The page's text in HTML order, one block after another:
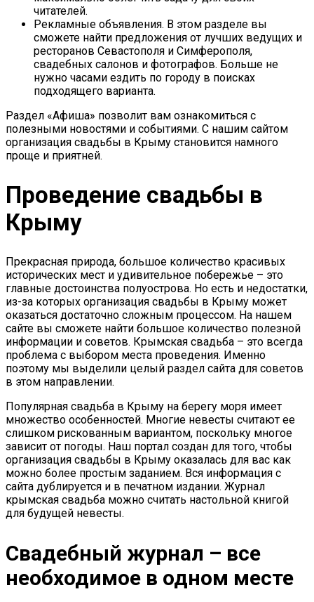
читателей.
Рекламные объявления. В этом разделе вы
сможете найти предложения от лучших ведущих и
ресторанов Севастополя и Симферополя,
свадебных салонов и фотографов. Больше не
нужно часами ездить по городу в поисках
подходящего варианта.
Раздел «Афиша» позволит вам ознакомиться с
полезными новостями и событиями. С нашим сайтом
организация свадьбы в Крыму становится намного
проще и приятней.
Проведение свадьбы в
Крыму
Прекрасная природа, большое количество красивых
исторических мест и удивительное побережье – это
главные достоинства полуострова. Но есть и недостатки,
из-за которых организация свадьбы в Крыму может
оказаться достаточно сложным процессом. На нашем
сайте вы сможете найти большое количество полезной
информации и советов. Крымская свадьба – это всегда
проблема с выбором места проведения. Именно
поэтому мы выделили целый раздел сайта для советов
в этом направлении.
Популярная свадьба в Крыму на берегу моря имеет
множество особенностей. Многие невесты считают ее
слишком рискованным вариантом, поскольку многое
зависит от погоды. Наш портал создан для того, чтобы
организация свадьбы в Крыму оказалась для вас как
можно более простым заданием. Вся информация с
сайта дублируется и в печатном издании. Журнал
крымская свадьба можно считать настольной книгой
для будущей невесты.
Свадебный журнал – все
необходимое в одном месте